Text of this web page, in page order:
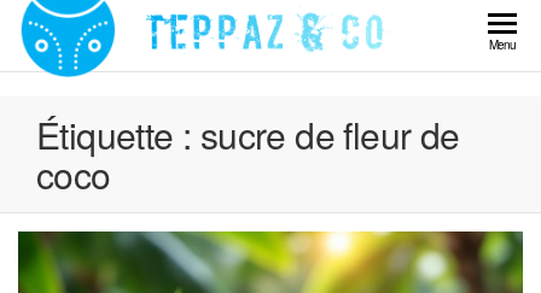
Skip
content
Teppaz
Menu
Étiquette : sucre de fleur de
coco